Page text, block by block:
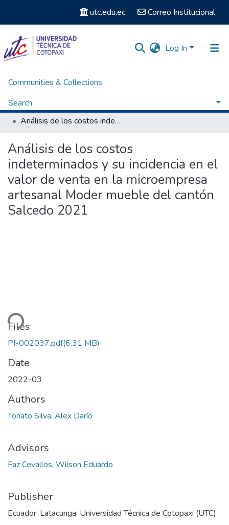
utc.edu.ec Correo Institucional
Log In
Communities & Collections
Search
Statistics
Home
Titulación - Licenciatura en Contabilidad y Auditoria
Análisis de los costos indeterminados y su incidencia en el valor de venta en la microempresa artesanal Moder mueble del cantón Salcedo 2021
Análisis de los costos
indeterminados y su incidencia en el
valor de venta en la microempresa
artesanal Moder mueble del cantón
Salcedo 2021
Loading...
Files
PI-002037.pdf(6.31 MB)
Date
2022-03
Authors
Tonato Silva, Alex Darío
Advisors
Faz Cevallos, Wilson Eduardo
Publisher
Ecuador: Latacunga: Universidad Técnica de Cotopaxi (UTC)